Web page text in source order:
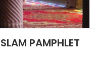
PAMPHLET